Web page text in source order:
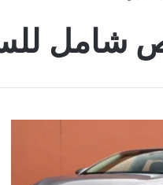
شامل